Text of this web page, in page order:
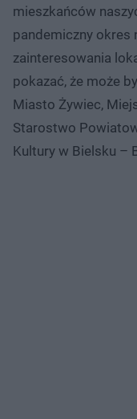
mieszkańców
pandemiczny okres
zainteresowania
pokazać, że może
Miasto Żywiec,
Starostwo
Kultury w Bielsku –